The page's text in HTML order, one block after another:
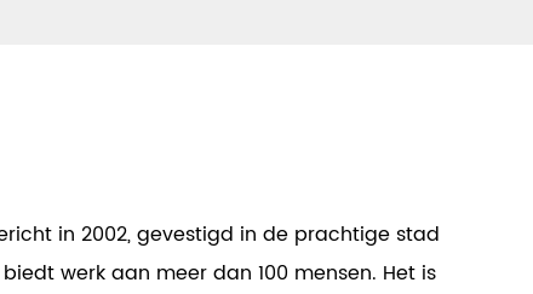
in 2002, gevestigd in de prachtige stad
werk aan meer dan 100 mensen. Het is